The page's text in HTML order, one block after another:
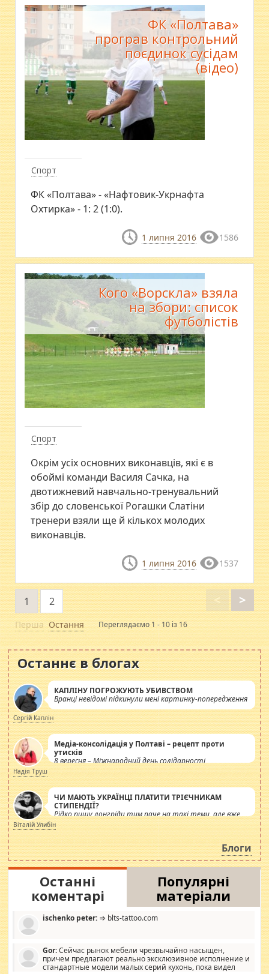
Спорт
ФК «Полтава»
програв контрольний
поєдинок сусідам
(відео)
​ФК «Полтава» - «Нафтовик-Укрнафта
Охтирка» - 1: 2 (1:0).
1 липня 2016 1586
Спорт
Кого «Ворскла» взяла
на збори: список
футболістів
​Окрім усіх основних виконавців, які є в
обоймі команди Василя Сачка, на
двотижневий навчально-тренувальний
збір до словенської Рогашки Слатіни
тренери взяли ще й кількох молодих
виконавців.
1 липня 2016 1537
Перша
<
1 2 >
Остання Переглядаємо 1 - 10 із 16
Останнє в блогах
КАПЛІНУ ПОГРОЖУЮТЬ УБИВСТВОМ
Вранці невідомі підкинули мені картинку-попередження
Сергій Каплін
Медіа-консолідація у Полтаві – рецепт проти
утисків
8 вересня – Міжнародний день солідарності
журналістів.
Надія Труш
ЧИ МАЮТЬ УКРАЇНЦІ ПЛАТИТИ ТРІЄЧНИКАМ
СТИПЕНДІЇ?
Рідко пишу лонгріди тим паче на такі теми, але вже
просто дістало! Обурюють сьогоднішні інсенуації
навколо стипендіального питання. Штучно
роздувається ще одна соціальна катастрофа.
Віталій Улибін
Блоги
Останні
коментарі
Популярні
матеріали
ischenko peter: ⇒ blts-tattoo.com
Gor:Сейчас рынок мебели чрезвычайно насыщен,
причем предлагают реально эксклюзивное исполнение и
стандартные модели малых серий кухонь, пока видел